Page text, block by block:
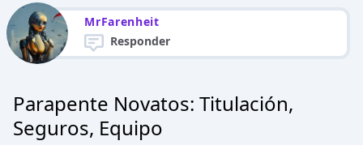
MrFarenheit
Responder
Parapente Novatos: Titulación,
Seguros, Equipo